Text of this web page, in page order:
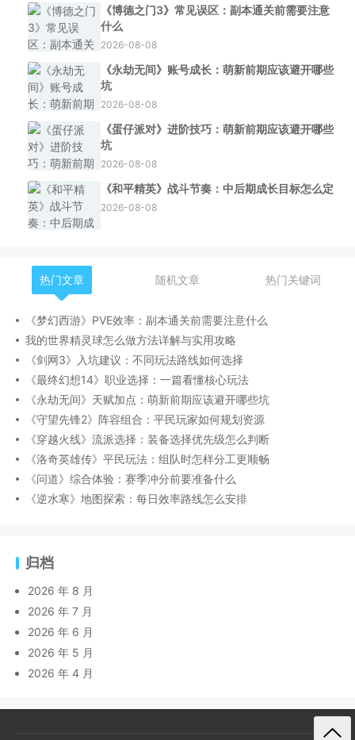
《博德之门3》常见误区：副本通关前需要注意
什么
2026-08-08
《永劫无间》账号成长：萌新前期应该避开哪些
坑
2026-08-08
《蛋仔派对》进阶技巧：萌新前期应该避开哪些
坑
2026-08-08
《和平精英》战斗节奏：中后期成长目标怎么定
2026-08-08
热门文章 随机文章 热门关键词
《梦幻西游》PVE效率：副本通关前需要注意什么
我的世界精灵球怎么做方法详解与实用攻略
《剑网3》入坑建议：不同玩法路线如何选择
《最终幻想14》职业选择：一篇看懂核心玩法
《永劫无间》天赋加点：萌新前期应该避开哪些坑
《守望先锋2》阵容组合：平民玩家如何规划资源
《穿越火线》流派选择：装备选择优先级怎么判断
《洛奇英雄传》平民玩法：组队时怎样分工更顺畅
《问道》综合体验：赛季冲分前要准备什么
《逆水寒》地图探索：每日效率路线怎么安排
归档
2026 年 8 月
2026 年 7 月
2026 年 6 月
2026 年 5 月
2026 年 4 月